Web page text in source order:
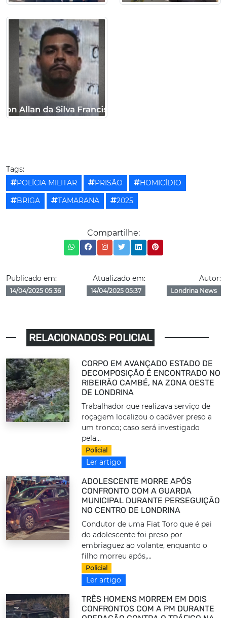
Tags:
POLÍCIA MILITAR
PRISÃO
HOMICÍDIO
BRIGA
TAMARANA 2025
Compartilhe:
Publicado em:
14/04/2025 05:36
Atualizado em:
14/04/2025 05:37
Autor:
Londrina News
RELACIONADOS: POLICIAL
CORPO EM AVANÇADO ESTADO DE
DECOMPOSIÇÃO É ENCONTRADO NO
RIBEIRÃO CAMBÉ, NA ZONA OESTE
DE LONDRINA
Trabalhador que realizava serviço de
roçagem localizou o cadáver preso a
um tronco; caso será investigado
pela...
Policial
Ler artigo
ADOLESCENTE MORRE APÓS
CONFRONTO COM A GUARDA
MUNICIPAL DURANTE PERSEGUIÇÃO
NO CENTRO DE LONDRINA
Condutor de uma Fiat Toro que é pai
do adolescente foi preso por
embriaguez ao volante, enquanto o
filho morreu após,...
Policial
Ler artigo
TRÊS HOMENS MORREM EM DOIS
CONFRONTOS COM A PM DURANTE